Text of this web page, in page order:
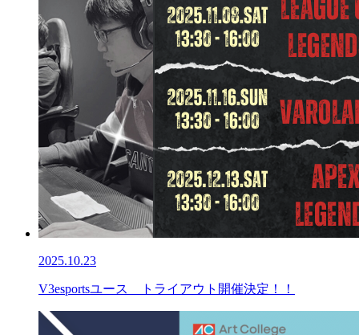
2025.10.23
V3esportsユース トライアウト開催決定！！